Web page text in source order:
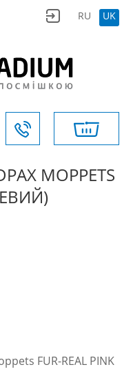
RU UK
MOPPETS